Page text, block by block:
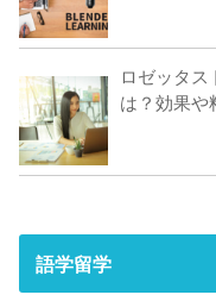
ロゼッタス
は？効果や
語学留学